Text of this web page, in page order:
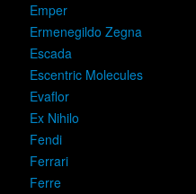
Emper
Ermenegildo Zegna
Escada
Escentric Molecules
Evaflor
Ex Nihilo
Fendi
Ferrari
Ferre